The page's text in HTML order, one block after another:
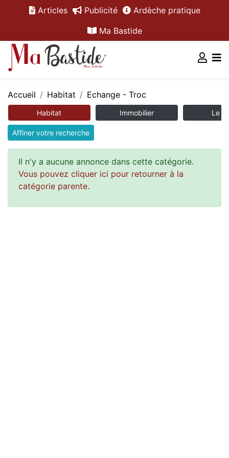
Articles Publicité
Ardèche pratique
Ma Bastide
Accueil Habitat Echange - Troc
Habitat Immobilier Le
Affiner votre recherche
Il n'y a aucune annonce dans cette catégorie.
Vous pouvez cliquer ici pour retourner à la
catégorie parente.